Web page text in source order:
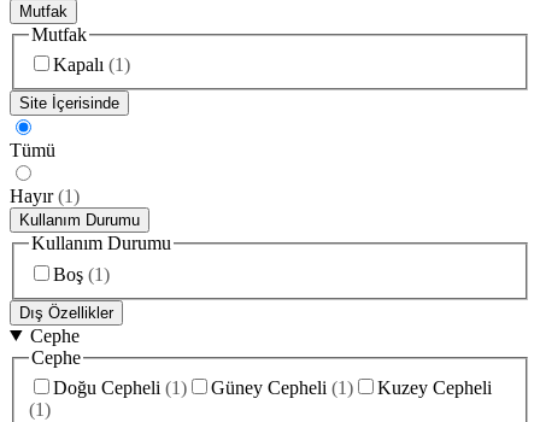
Mutfak
Mutfak
Kapalı (1)
Site İçerisinde
Tümü
Hayır (1)
Kullanım Durumu
Kullanım Durumu
Boş (1)
Dış Özellikler
Cephe
Cephe
Doğu Cepheli (1) Güney Cepheli (1)
Kuzey Cepheli
(1)